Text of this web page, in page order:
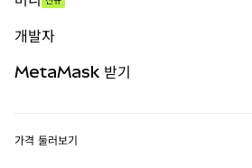
무기한 선물
실물자산
개발자
MetaMask 받기
가격 둘러보기